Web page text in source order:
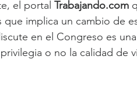
el portal Trabajando.com
que implica un cambio de
en el Congreso es
o no la calidad de